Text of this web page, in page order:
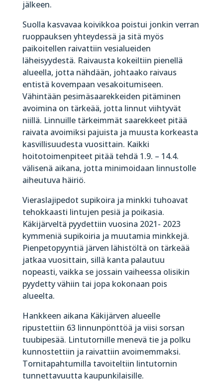
jälkeen.
Suolla kasvavaa koivikkoa poistui jonkin verran
ruoppauksen yhteydessä ja sitä myös
paikoitellen raivattiin vesialueiden
läheisyydestä. Raivausta kokeiltiin pienellä
alueella, jotta nähdään, johtaako raivaus
entistä kovempaan vesakoitumiseen.
Vähintään pesimäsaarekkeiden pitäminen
avoimina on tärkeää, jotta linnut viihtyvät
niillä. Linnuille tärkeimmät saarekkeet pitää
raivata avoimiksi pajuista ja muusta korkeasta
kasvillisuudesta vuosittain. Kaikki
hoitotoimenpiteet pitää tehdä 1.9. – 14.4.
välisenä aikana, jotta minimoidaan linnustolle
aiheutuva häiriö.
Vieraslajipedot supikoira ja minkki tuhoavat
tehokkaasti lintujen pesiä ja poikasia.
Käkijärveltä pyydettiin vuosina 2021- 2023
kymmeniä supikoiria ja muutamia minkkejä.
Pienpetopyyntiä järven lähistöltä on tärkeää
jatkaa vuosittain, sillä kanta palautuu
nopeasti, vaikka se jossain vaiheessa olisikin
pyydetty vähiin tai jopa kokonaan pois
alueelta.
Hankkeen aikana Käkijärven alueelle
ripustettiin 63 linnunpönttöä ja viisi sorsan
tuubipesää. Lintutornille menevä tie ja polku
kunnostettiin ja raivattiin avoimemmaksi.
Tornitapahtumilla tavoiteltiin lintutornin
tunnettavuutta kaupunkilaisille.